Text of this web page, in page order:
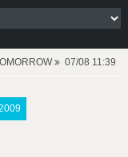
07/08 11:39